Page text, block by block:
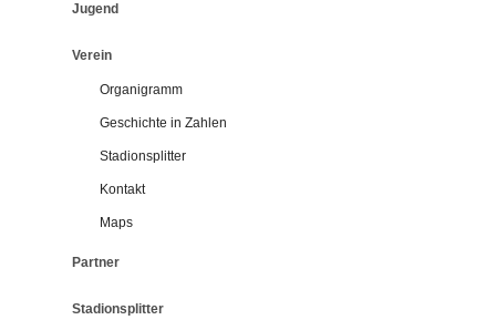
Jugend
Verein
Organigramm
Geschichte in Zahlen
Stadionsplitter
Kontakt
Maps
Partner
Stadionsplitter